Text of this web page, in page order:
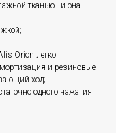
тканью - и она
Orion легко
и резиновые
ход;
одного нажатия